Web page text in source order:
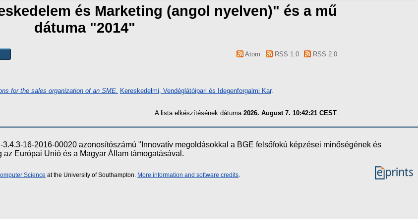
és Marketing (angol nyelven)" és a mű
dátuma "2014"
Atom RSS 1.0 RSS 2.0
for the sales organization of an SME. Kereskedelmi, Vendéglátóipari és Idegenforgalmi Kar.
A lista elkészítésének dátuma 2026. August 7. 10:42:21 CEST
16-2016-00020 azonosítószámú "Innovatív megoldásokkal a BGE felsőfokú képzései minőségének és
Európai Unió és a Magyar Állam támogatásával.
Science at the University of Southampton. More information and software credits